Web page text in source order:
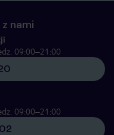
nami
09:00–21:00
09:00–21:00